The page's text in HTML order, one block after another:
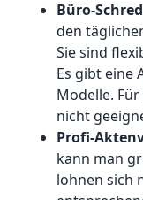
Büro-
den
Sie sind
Es gibt eine
Modelle.
nicht
Profi-
kann man
lohnen sich